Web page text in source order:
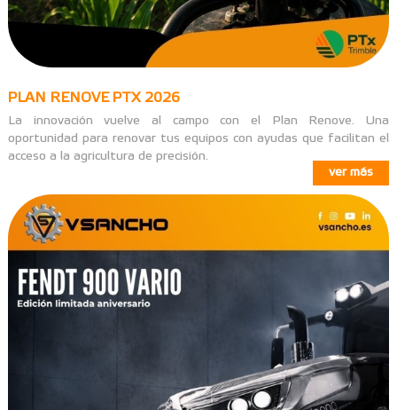
PLAN RENOVE PTX 2026
La innovación vuelve al campo con el Plan Renove. Una
oportunidad para renovar tus equipos con ayudas que facilitan el
acceso a la agricultura de precisión.
ver más